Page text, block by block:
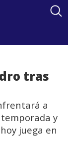
tras
a
y
juega en